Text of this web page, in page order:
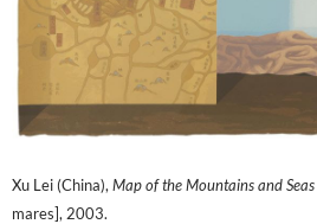
Xu Lei (China), Map of the Mountains and Seas
mares], 2003.